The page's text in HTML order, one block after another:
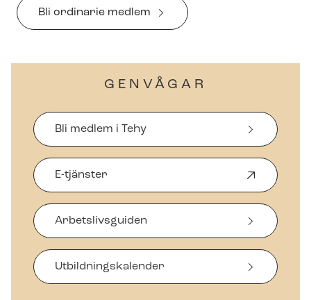
Bli ordinarie medlem
GENVÅGAR
Bli medlem i Tehy
E-tjänster
p
n
a
s
i
Arbetslivsguiden
Ut­bild­nings­ka­len­der